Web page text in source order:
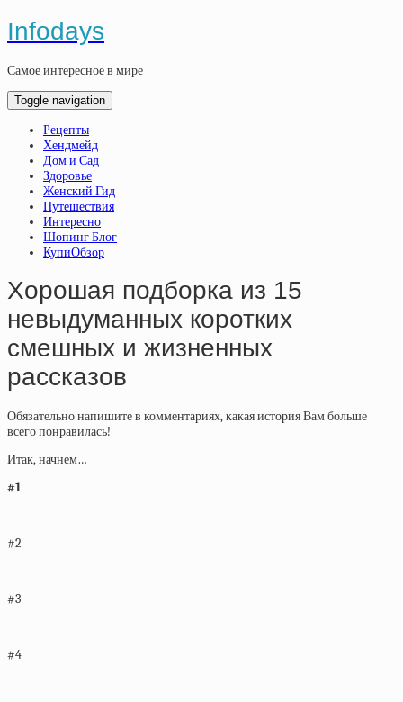
Infodays
Самое интересное в мире
Toggle navigation
Рецепты
Хендмейд
Дом и Сад
Здоровье
Женский Гид
Путешествия
Интересно
Шопинг Блог
КупиОбзор
Хорошая подборка из 15
невыдуманных коротких
смешных и жизненных
рассказов
Обязательно напишите в комментариях, какая история Вам больше
всего понравилась!
Итак, начнем…
#1
#2
#3
#4